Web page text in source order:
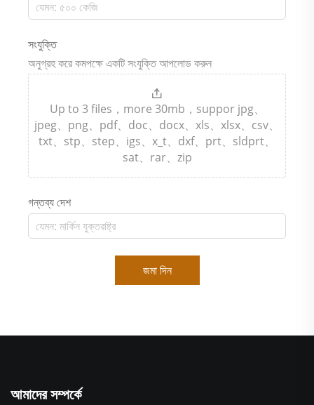
সংযুক্তি
অনুগ্রহ করে কমপক্ষে একটি সংযুক্তি আপলোড করুন
Up to 3 files，more 30mb，suppor jpg、
jpeg、png、pdf、doc、docx、xls、xlsx、csv、
txt、stp、step、igs、x_t、dxf、prt、sldprt、
sat、rar、zip
গন্তব্য দেশ
জমা দিন
আমাদের সম্পর্কে